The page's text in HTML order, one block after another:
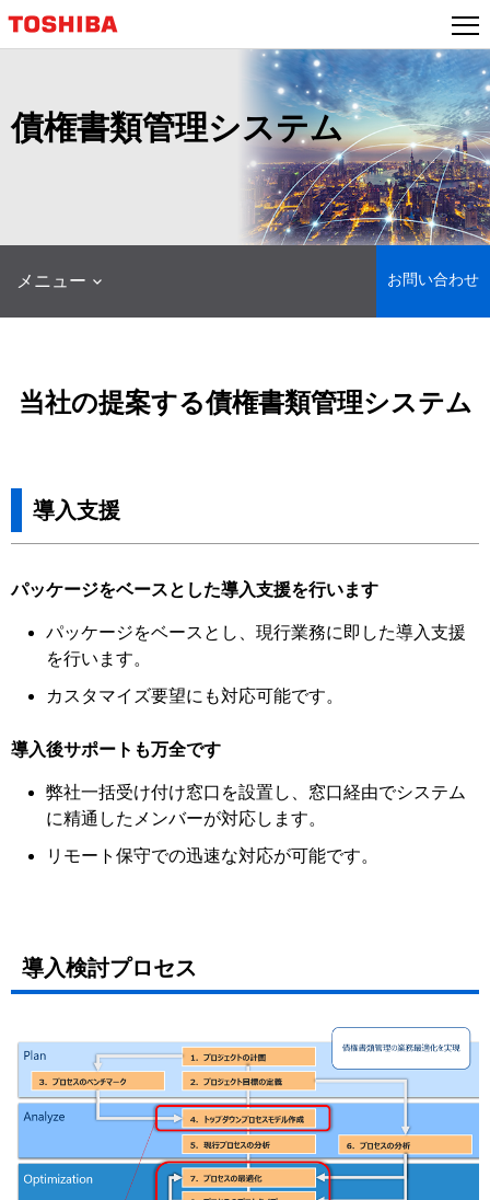
ャ
ン
債権書類管理システム
メニュー お問い合わせ
当社の提案する債権書類管理システム
導入支援
パッケージをベースとした導入支援を行います
パッケージをベースとし、現行業務に即した導入支援
を行います。
カスタマイズ要望にも対応可能です。
導入後サポートも万全です
弊社一括受け付け窓口を設置し、窓口経由でシステム
に精通したメンバーが対応します。
リモート保守での迅速な対応が可能です。
導入検討プロセス